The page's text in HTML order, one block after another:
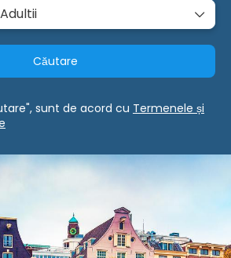
Căutare
sunt de acord cu Termenele și